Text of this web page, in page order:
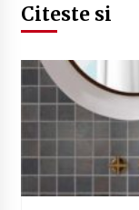
Citeste si